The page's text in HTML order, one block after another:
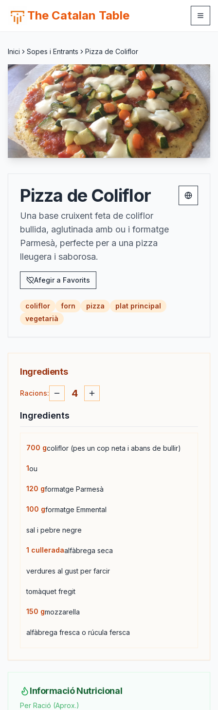
The Catalan Table
Inici Sopes i Entrants Pizza de Coliflor
Pizza de Coliflor
Una base cruixent feta de coliflor
bullida, aglutinada amb ou i formatge
Parmesà, perfecte per a una pizza
lleugera i saborosa.
Afegir a Favorits
Change
coliflor forn pizza
plat principal
vegetarià
Ingredients
Racions: 4
Ingredients
700 gcoliflor (pes un cop neta i abans de bullir)
1ou
120 gformatge Parmesà
100 gformatge Emmental
sal i pebre negre
1 culleradaalfàbrega seca
verdures al gust per farcir
tomàquet fregit
150 gmozzarella
alfàbrega fresca o rúcula fersca
Informació Nutricional
Per Ració (Aprox.)